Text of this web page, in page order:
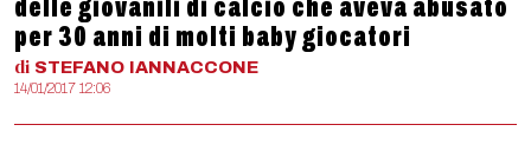
delle giovanili di calcio che aveva abusato
per 30 anni di molti baby giocatori
di STEFANO IANNACCONE
14/01/2017 12:06